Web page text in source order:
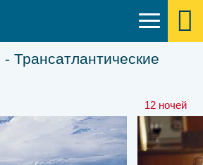
Трансатлантические
12 ночей